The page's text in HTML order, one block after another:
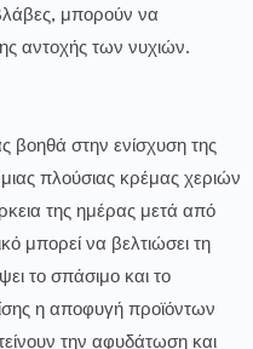
μπορούν να
αντοχής των νυχιών.
βοηθά στην ενίσχυση της
πλούσιας κρέμας χεριών
της ημέρας μετά από
μπορεί να βελτιώσει τη
το σπάσιμο και το
η αποφυγή προϊόντων
την αφυδάτωση και